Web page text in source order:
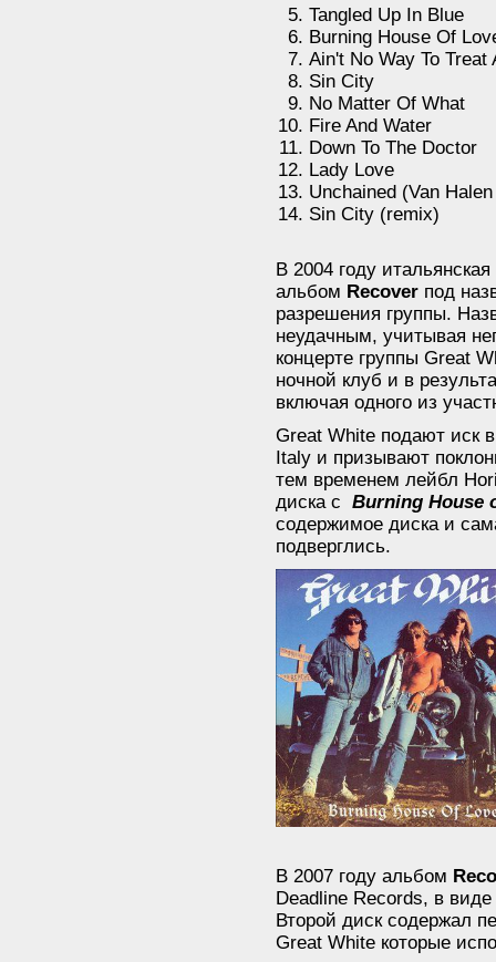
Tangled Up In Blue
Burning House Of
Ain't No Way To Treat
Sin City
No Matter Of What
Fire And Water
Down To The Doctor
Lady Love
Unchained (Van
Sin City (remix)
В 2004 году
альбом Recover под
разрешения группы.
неудачным, учитывая
концерте группы Great
ночной клуб и в
включая одного из
Great White подают иск
Italy и призывают
тем временем лейбл
диска с Burning House
содержимое диска и
подверглись.
В 2007 году альбом
Deadline Records, в виде
Второй диск содержал
Great White которые